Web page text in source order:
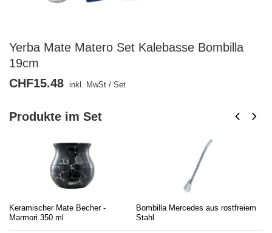
Yerba Mate Matero Set Kalebasse Bombilla
19cm
Produkte im Set
Keramischer Mate Becher -
Marmori 350 ml
Bombilla Mercedes aus rostfreiem
Stahl
CHF15.48 inkl. MwSt / Set